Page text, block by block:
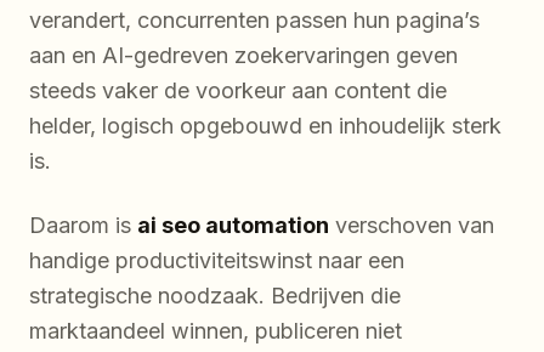
verandert, concurrenten passen hun pagina’s
aan en AI-gedreven zoekervaringen geven
steeds vaker de voorkeur aan content die
helder, logisch opgebouwd en inhoudelijk sterk
is.
Daarom is ai seo automation verschoven van
handige productiviteitswinst naar een
strategische noodzaak. Bedrijven die
marktaandeel winnen, publiceren niet